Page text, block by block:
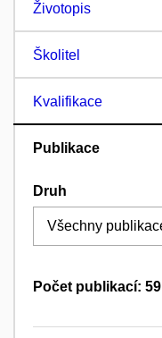
Životopis
Školitel
Kvalifikace
Publikace
Druh
Počet publikací: 59